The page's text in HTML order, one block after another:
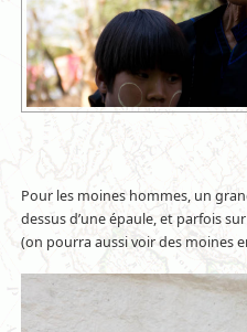
Pour les moines hommes, un
dessus d’une épaule, et parfois
(on pourra aussi voir des moines